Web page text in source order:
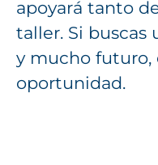
apoyará tanto
taller. Si buscas
y mucho futuro,
oportunidad.